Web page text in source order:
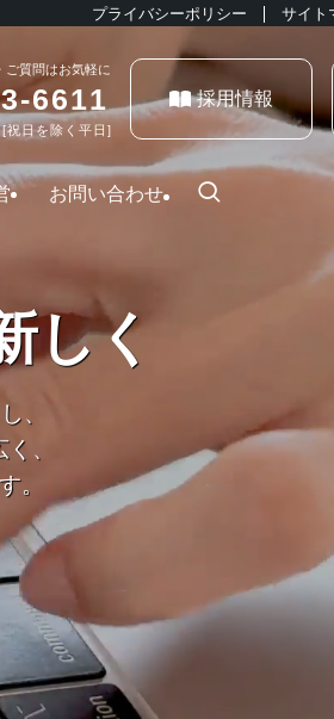
プライバシーポリシー サイト
ご質問はお気軽に
6611
祝日を除く平日]
採用情報
お問い合わせ
しく
、
、
。